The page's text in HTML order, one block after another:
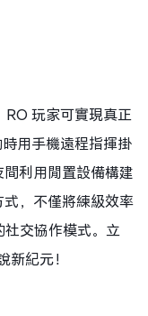
RO 玩家可實現真正
用手機遠程指揮掛
利用閒置設備構建
，不僅將練級效率
交協作模式。立
紀元！